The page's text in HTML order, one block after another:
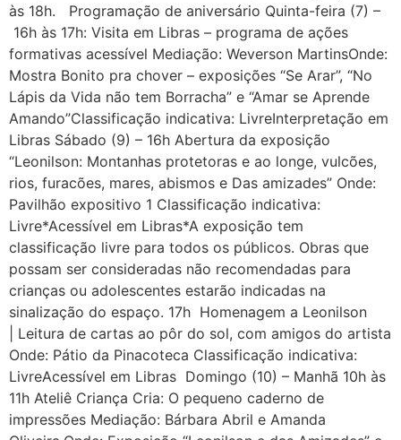
às 18h. Programação de aniversário Quinta-feira (7) –
16h às 17h: Visita em Libras – programa de ações
formativas acessível Mediação: Weverson MartinsOnde:
Mostra Bonito pra chover – exposições “Se Arar”, “No
Lápis da Vida não tem Borracha” e “Amar se Aprende
Amando”Classificação indicativa: LivreInterpretação em
Libras Sábado (9) – 16h Abertura da exposição
“Leonilson: Montanhas protetoras e ao longe, vulcões,
rios, furacões, mares, abismos e Das amizades” Onde:
Pavilhão expositivo 1 Classificação indicativa:
Livre*Acessível em Libras*A exposição tem
classificação livre para todos os públicos. Obras que
possam ser consideradas não recomendadas para
crianças ou adolescentes estarão indicadas na
sinalização do espaço. 17h Homenagem a Leonilson
| Leitura de cartas ao pôr do sol, com amigos do artista
Onde: Pátio da Pinacoteca Classificação indicativa:
LivreAcessível em Libras Domingo (10) – Manhã 10h às
11h Ateliê Criança Cria: O pequeno caderno de
impressões Mediação: Bárbara Abril e Amanda